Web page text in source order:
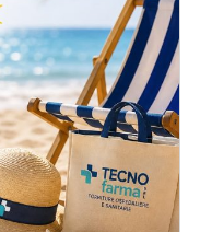
ossido di etilene,
endovenose, prelievi
iniezioni